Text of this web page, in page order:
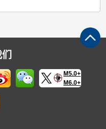
M5.0+
M6.0+